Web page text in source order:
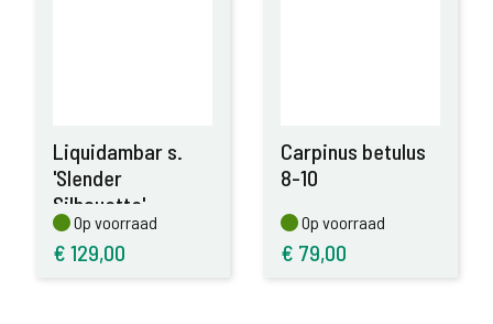
Liquidambar s.
'Slender
Silhouette'
Op voorraad
Op voorraad
€ 129,00
Carpinus betulus
8-10
Op voorraad
Op voorraad
€ 79,00